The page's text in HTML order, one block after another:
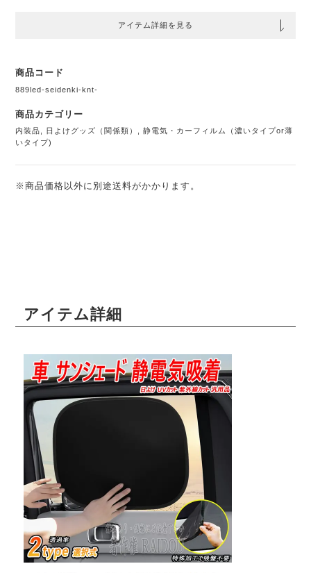
アイテム詳細を見る
商品コード
889led-seidenki-knt-
商品カテゴリー
内装品 日よけグッズ（関係類） ,静電気・カーフィルム（濃いタイプor薄
いタイプ)
※商品価格以外に別途送料がかかります。
アイテム詳細